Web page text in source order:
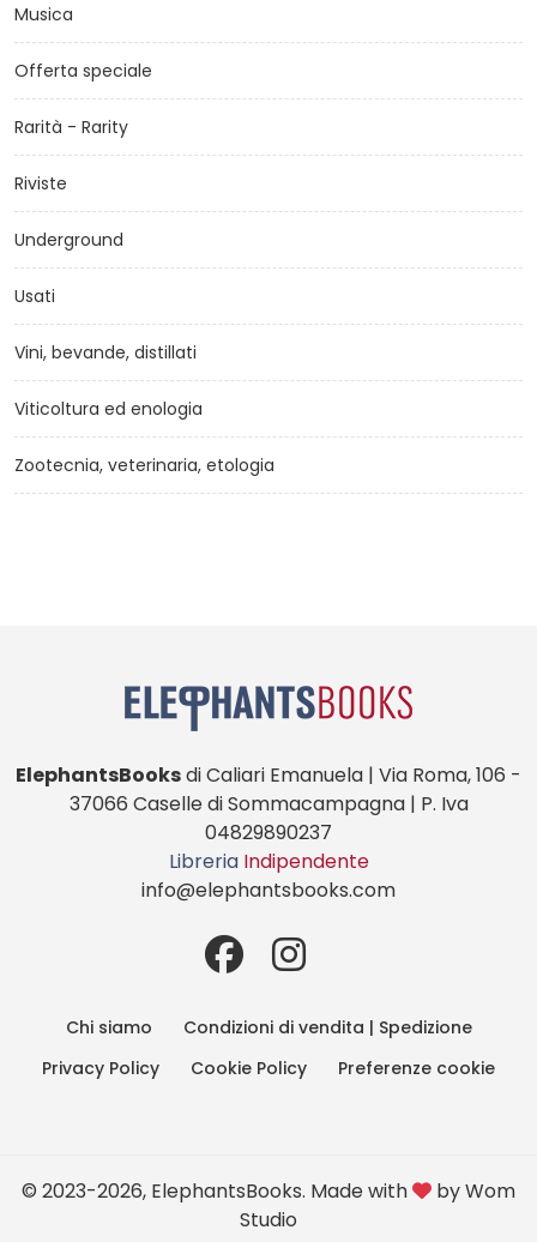
Musica
Offerta speciale
Rarità - Rarity
Riviste
Underground
Usati
Vini, bevande, distillati
Viticoltura ed enologia
Zootecnia, veterinaria, etologia
ElephantsBooksdi Caliari Emanuela | Via Roma, 106 -
37066 Caselle di Sommacampagna | P. Iva
04829890237
Libreria Indipendente
info@elephantsbooks.com
Chi siamo
Condizioni di vendita | Spedizione
Privacy Policy
Cookie Policy Preferenze cookie
© 2023-2026, ElephantsBooks. Made with byWom
Studio